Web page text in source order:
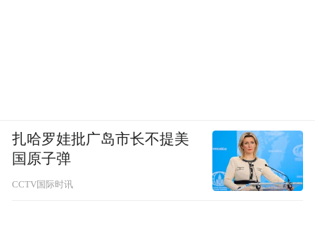
扎哈罗娃批广岛市长不提美
国原子弹
CCTV国际时讯